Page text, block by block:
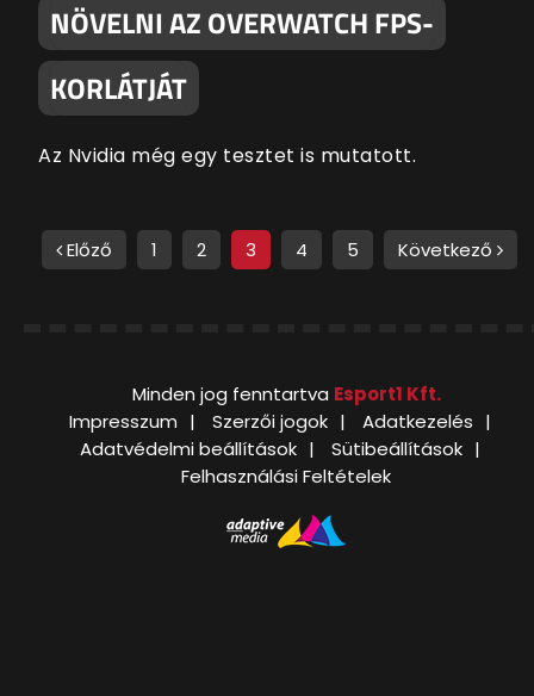
NÖVELNI AZ OVERWATCH FPS-
KORLÁTJÁT
Az Nvidia még egy tesztet is mutatott.
Előző 1 2 3 4 5 Következő
Minden jog fenntartva Esport1 Kft.
Impresszum
Szerzői jogok
Adatkezelés
Adatvédelmi beállítások
Sütibeállítások
Felhasználási Feltételek